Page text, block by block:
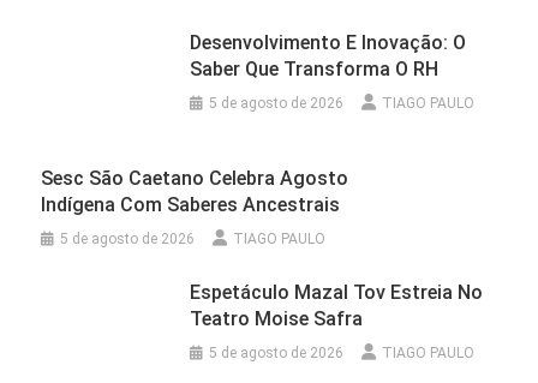
Desenvolvimento E Inovação: O
Saber Que Transforma O RH
5 de agosto de 2026 TIAGO PAULO
Sesc São Caetano Celebra Agosto
Indígena Com Saberes Ancestrais
5 de agosto de 2026 TIAGO PAULO
Espetáculo Mazal Tov Estreia No
Teatro Moise Safra
5 de agosto de 2026 TIAGO PAULO